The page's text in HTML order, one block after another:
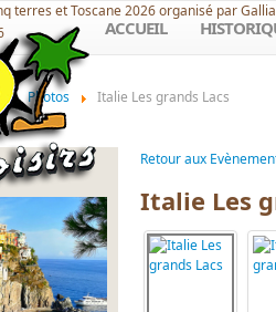
terres et Toscane 2026 organisé par Gallia
ACCUEIL
Photos Italie Les grands Lacs
Retour aux
Italie Les